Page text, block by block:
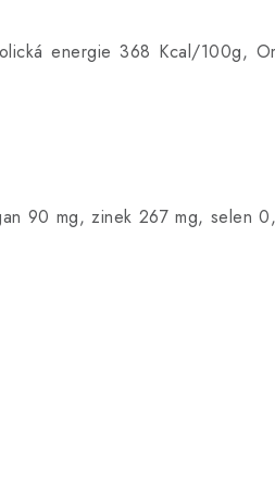
energie 368 Kcal/100g,
90 mg, zinek 267 mg, selen